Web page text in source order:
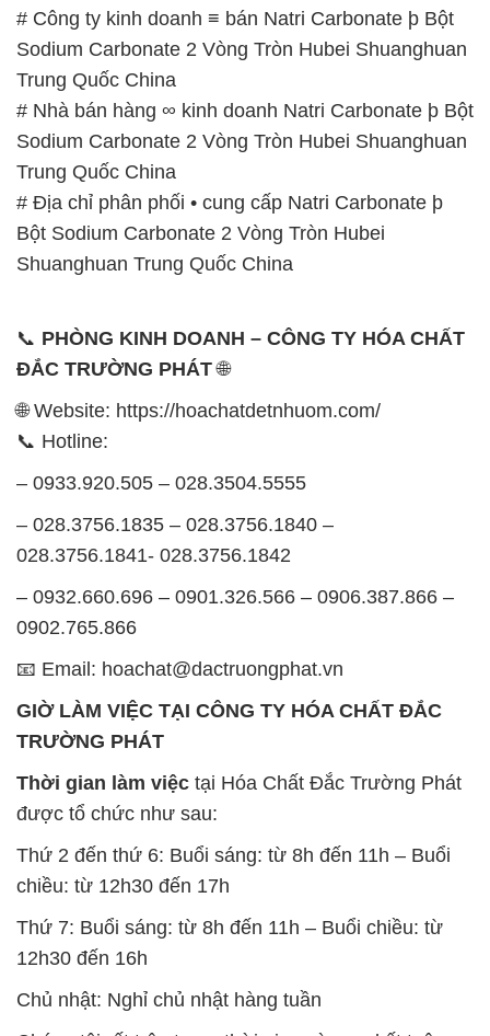
# Công ty kinh doanh ≡ bán Natri Carbonate þ Bột
Sodium Carbonate 2 Vòng Tròn Hubei Shuanghuan
Trung Quốc China
# Nhà bán hàng ∞ kinh doanh Natri Carbonate þ Bột
Sodium Carbonate 2 Vòng Tròn Hubei Shuanghuan
Trung Quốc China
# Địa chỉ phân phối • cung cấp Natri Carbonate þ
Bột Sodium Carbonate 2 Vòng Tròn Hubei
Shuanghuan Trung Quốc China
📞 PHÒNG KINH DOANH – CÔNG TY HÓA CHẤT
ĐẮC TRƯỜNG PHÁT🌐
🌐 Website: https://hoachatdetnhuom.com/
📞 Hotline:
– 0933.920.505 – 028.3504.5555
– 028.3756.1835 – 028.3756.1840 –
028.3756.1841- 028.3756.1842
– 0932.660.696 – 0901.326.566 – 0906.387.866 –
0902.765.866
📧 Email: hoachat@dactruongphat.vn
GIỜ LÀM VIỆC TẠI CÔNG TY HÓA CHẤT ĐẮC
TRƯỜNG PHÁT
Thời gian làm việc tại Hóa Chất Đắc Trường Phát
được tổ chức như sau:
Thứ 2 đến thứ 6: Buổi sáng: từ 8h đến 11h – Buổi
chiều: từ 12h30 đến 17h
Thứ 7: Buổi sáng: từ 8h đến 11h – Buổi chiều: từ
12h30 đến 16h
Chủ nhật: Nghỉ chủ nhật hàng tuần